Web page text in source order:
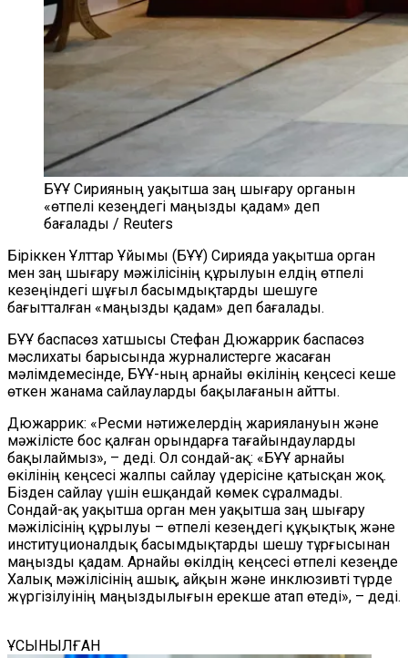
БҰҰ Сирияның уақытша заң шығару органын
«өтпелі кезеңдегі маңызды қадам» деп
бағалады / Reuters
Біріккен Ұлттар Ұйымы (БҰҰ) Сирияда уақытша орган
мен заң шығару мәжілісінің құрылуын елдің өтпелі
кезеңіндегі шұғыл басымдықтарды шешуге
бағытталған «маңызды қадам» деп бағалады.
БҰҰ баспасөз хатшысы Стефан Дюжаррик баспасөз
мәслихаты барысында журналистерге жасаған
мәлімдемесінде, БҰҰ-ның арнайы өкілінің кеңсесі кеше
өткен жанама сайлауларды бақылағанын айтты.
Дюжаррик: «Ресми нәтижелердің жариялануын және
мәжілісте бос қалған орындарға тағайындауларды
бақылаймыз», – деді. Ол сондай-ақ: «БҰҰ арнайы
өкілінің кеңсесі жалпы сайлау үдерісіне қатысқан жоқ.
Бізден сайлау үшін ешқандай көмек сұралмады.
Сондай-ақ уақытша орган мен уақытша заң шығару
мәжілісінің құрылуы – өтпелі кезеңдегі құқықтық және
институционалдық басымдықтарды шешу тұрғысынан
маңызды қадам. Арнайы өкілдің кеңсесі өтпелі кезеңде
Халық мәжілісінің ашық, айқын және инклюзивті түрде
жүргізілуінің маңыздылығын ерекше атап өтеді», – деді.
ҰСЫНЫЛҒАН